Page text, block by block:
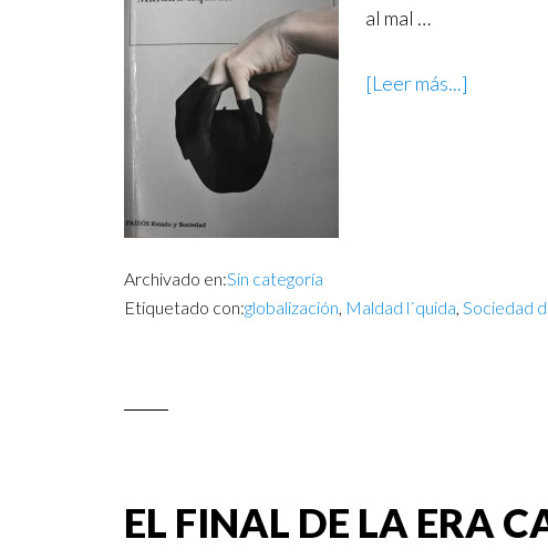
al mal …
[Leer más...]
Archivado en:Sin categoría
Etiquetado con:globalización, Maldad l´quida, Sociedad
EL FINAL DE LA ERA